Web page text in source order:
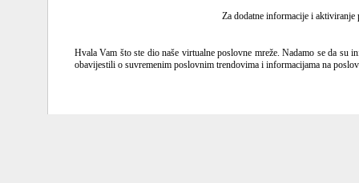
Za dodatne informacije i aktiviranje
Hvala Vam što ste dio naše virtualne poslovne mreže. Nadamo se da su
obavijestili o suvremenim poslovnim trendovima i informacijama na